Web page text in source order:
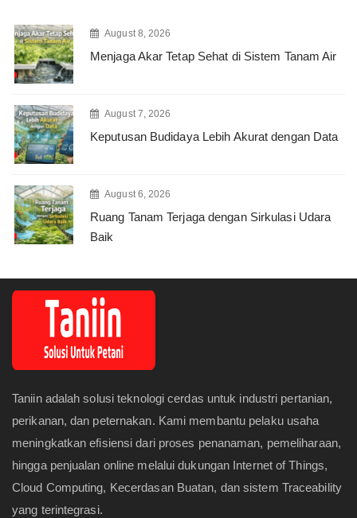
August 8, 2026
Menjaga Akar Tetap Sehat di Sistem Tanam Air
August 7, 2026
Keputusan Budidaya Lebih Akurat dengan Data
August 6, 2026
Ruang Tanam Terjaga dengan Sirkulasi Udara
Baik
Taniin adalah solusi teknologi cerdas untuk industri pertanian,
perikanan, dan peternakan. Kami membantu pelaku usaha
meningkatkan efisiensi dari proses penanaman, pemeliharaan,
hingga penjualan online melalui dukungan Internet of Things,
Cloud Computing, Kecerdasan Buatan, dan sistem Traceability
yang terintegrasi.